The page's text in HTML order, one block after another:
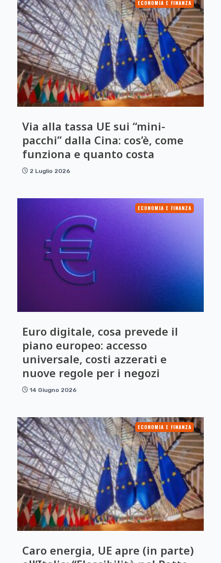
ECONOMIA E FINANZA
Via alla tassa UE sui “mini-
pacchi” dalla Cina: cos’è, come
funziona e quanto costa
2 Luglio 2026
ECONOMIA E FINANZA
Euro digitale, cosa prevede il
piano europeo: accesso
universale, costi azzerati e
nuove regole per i negozi
14 Giugno 2026
ECONOMIA E FINANZA
Caro energia, UE apre (in parte)